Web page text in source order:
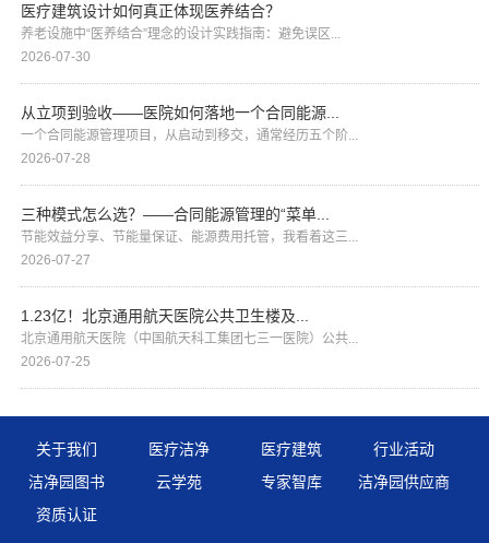
医疗建筑设计如何真正体现医养结合？
养老设施中“医养结合”理念的设计实践指南：避免误区...
2026-07-30
从立项到验收——医院如何落地一个合同能源...
一个合同能源管理项目，从启动到移交，通常经历五个阶...
2026-07-28
三种模式怎么选？——合同能源管理的“菜单...
节能效益分享、节能量保证、能源费用托管，我看着这三...
2026-07-27
1.23亿！北京通用航天医院公共卫生楼及...
北京通用航天医院（中国航天科工集团七三一医院）公共...
2026-07-25
关于我们 医疗洁净 医疗建筑
行业活动
洁净园图书
云学苑 专家智库
洁净园供应商
资质认证